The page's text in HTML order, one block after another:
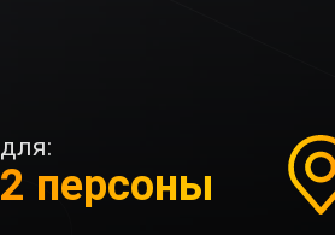
для:
2 персоны